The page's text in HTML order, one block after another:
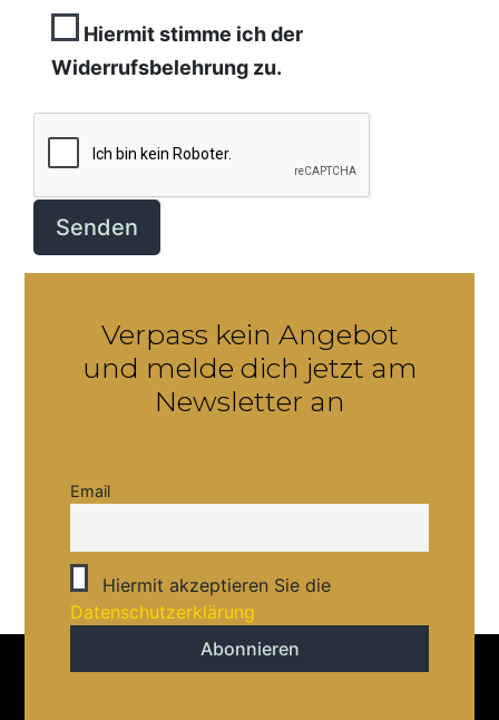
Hiermit stimme ich der
Widerrufsbelehrung zu.
Verpass kein Angebot
und melde dich jetzt am
Newsletter an
Email
Hiermit akzeptieren Sie die
Datenschutzerklärung